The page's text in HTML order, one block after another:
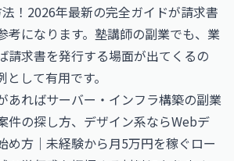
！2026年最新の完全ガイドが請求書
考になります。塾講師の副業でも、業
請求書を発行する場面が出てくるの
して有用です。
あればサーバー・インフラ構築の副業
件の探し方、デザイン系ならWebデ
め方｜未経験から月5万円を稼ぐロー